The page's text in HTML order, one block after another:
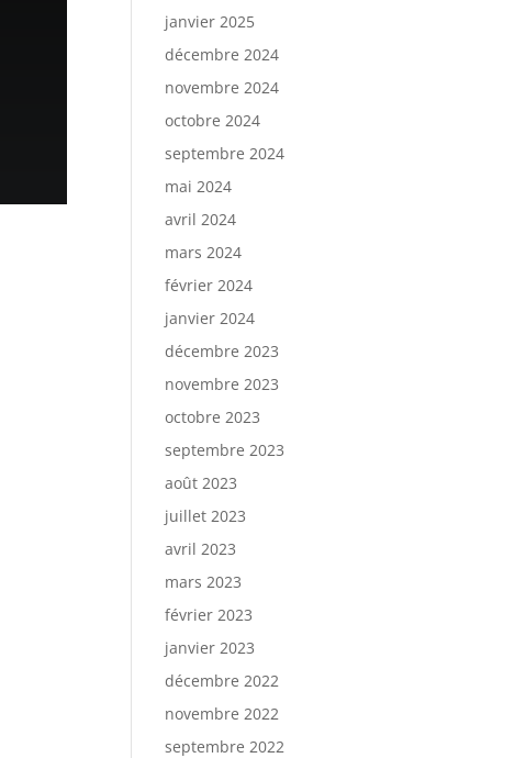
janvier 2025
décembre 2024
novembre 2024
octobre 2024
septembre 2024
mai 2024
avril 2024
mars 2024
février 2024
janvier 2024
décembre 2023
novembre 2023
octobre 2023
septembre 2023
août 2023
juillet 2023
avril 2023
mars 2023
février 2023
janvier 2023
décembre 2022
novembre 2022
septembre 2022